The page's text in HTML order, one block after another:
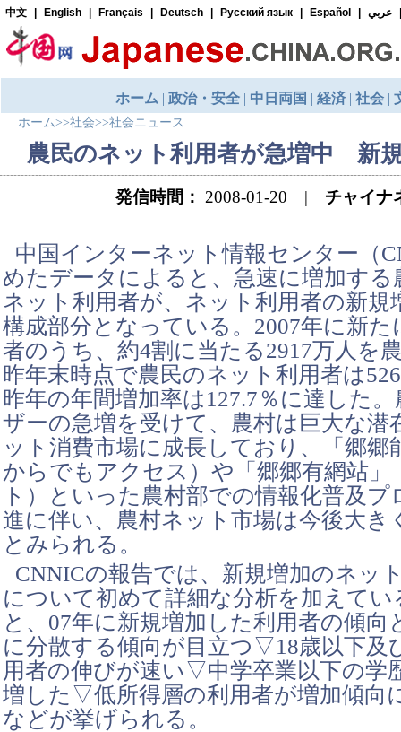
ホーム>>社会>>社会ニュース
農民のネット利用者が急増中 新
発信時間： 2008-01-20 | チャイナ
中国インターネット情報センター（
めたデータによると、急速に増加する
ネット利用者が、ネット利用者の新規
構成部分となっている。2007年に新た
者のうち、約4割に当たる2917万人を
昨年末時点で農民のネット利用者は
昨年の年間増加率は127.7％に達した
ザーの急増を受けて、農村は巨大な潜
ット消費市場に成長しており、「郷郷
からでもアクセス）や「郷郷有網站」
ト）といった農村部での情報化普及
進に伴い、農村ネット市場は今後大き
とみられる。
CNNICの報告では、新規増加のネッ
について初めて詳細な分析を加えて
と、07年に新規増加した利用者の傾
に分散する傾向が目立つ▽18歳以下及
用者の伸びが速い▽中学卒業以下の学
増した▽低所得層の利用者が増加傾
などが挙げられる。